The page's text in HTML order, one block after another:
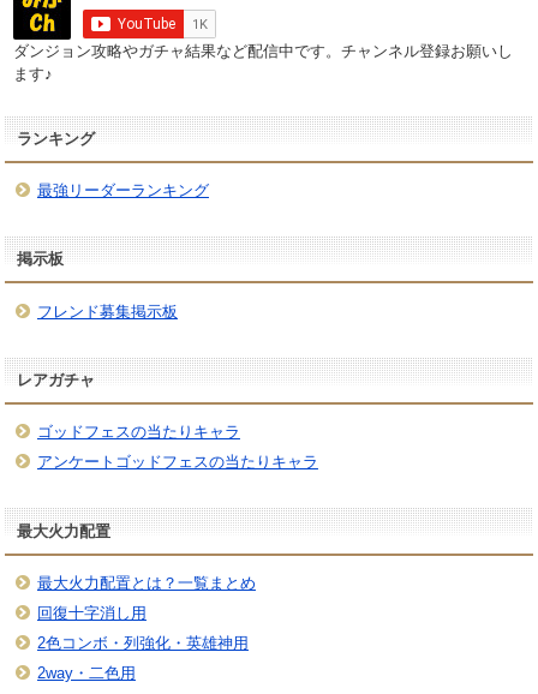
ダンジョン攻略やガチャ結果など配信中です。チャンネル登録お願いし
ます♪
ランキング
最強リーダーランキング
掲示板
フレンド募集掲示板
レアガチャ
ゴッドフェスの当たりキャラ
アンケートゴッドフェスの当たりキャラ
最大火力配置
最大火力配置とは？一覧まとめ
回復十字消し用
2色コンボ・列強化・英雄神用
2way・二色用